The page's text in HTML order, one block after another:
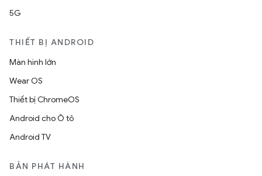
5G
THIẾT BỊ ANDROID
Màn hình lớn
Wear OS
Thiết bị ChromeOS
Android cho Ô tô
Android TV
BẢN PHÁT HÀNH